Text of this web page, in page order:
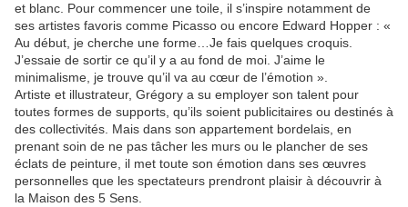
et blanc. Pour commencer une toile, il s’inspire notamment de
ses artistes favoris comme Picasso ou encore Edward Hopper : «
Au début, je cherche une forme…Je fais quelques croquis.
J’essaie de sortir ce qu’il y a au fond de moi. J’aime le
minimalisme, je trouve qu’il va au cœur de l’émotion ».
Artiste et illustrateur, Grégory a su employer son talent pour
toutes formes de supports, qu’ils soient publicitaires ou destinés à
des collectivités. Mais dans son appartement bordelais, en
prenant soin de ne pas tâcher les murs ou le plancher de ses
éclats de peinture, il met toute son émotion dans ses œuvres
personnelles que les spectateurs prendront plaisir à découvrir à
la Maison des 5 Sens.